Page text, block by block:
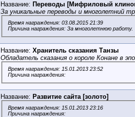
Название: Переводы [Мифриловый
За уникальные переводы и многолетний
Время награждения: 03.08.2015 21:39
Причина награждения: За многолетнюю работу.
Название: Хранитель сказания Танзы
Обладатель сказания о короле Конане в
Время награждения: 15.01.2013 23:52
Причина награждения:
Название: Развитие сайта [золото]
Время награждения: 15.01.2013 23:16
Причина награждения: